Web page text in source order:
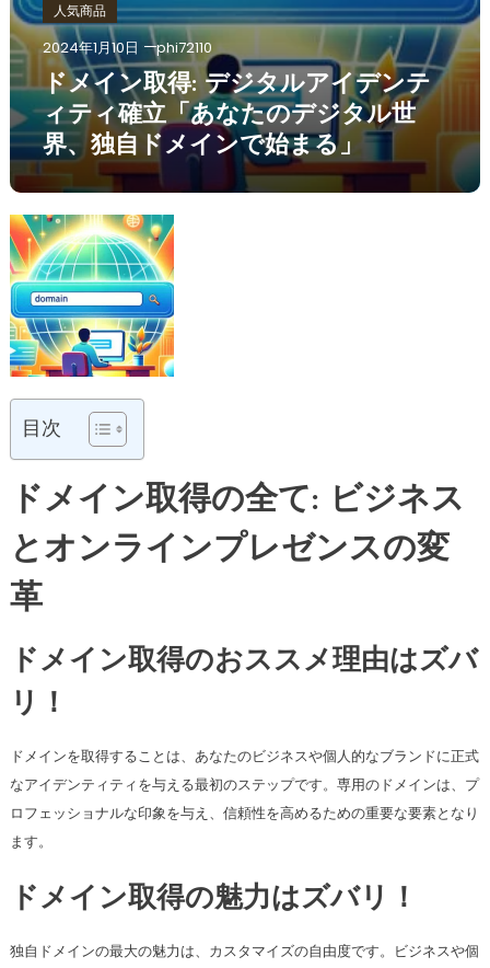
人気商品
2024年1月10日 phi72110
ドメイン取得: デジタルアイデンテ
ィティ確立「あなたのデジタル世
界、独自ドメインで始まる」
目次
ドメイン取得の全て: ビジネス
とオンラインプレゼンスの変
革
ドメイン取得のおススメ理由はズバ
リ！
ドメインを取得することは、あなたのビジネスや個人的なブランドに正式
なアイデンティティを与える最初のステップです。専用のドメインは、プ
ロフェッショナルな印象を与え、信頼性を高めるための重要な要素となり
ます。
ドメイン取得の魅力はズバリ！
独自ドメインの最大の魅力は、カスタマイズの自由度です。ビジネスや個